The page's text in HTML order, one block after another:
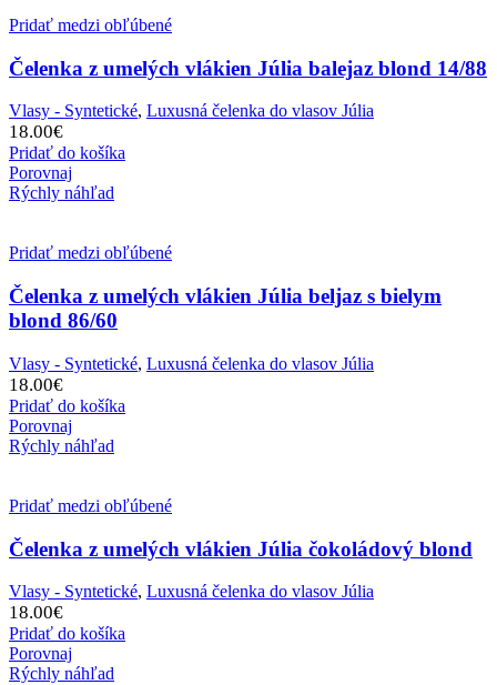
Pridať medzi obľúbené
Čelenka z umelých vlákien Júlia balejaz blond 14/88
Vlasy - Syntetické, Luxusná čelenka do vlasov Júlia
18.00€
Pridať do košíka
Porovnaj
Rýchly náhľad
Pridať medzi obľúbené
Čelenka z umelých vlákien Júlia beljaz s bielym
blond 86/60
Vlasy - Syntetické, Luxusná čelenka do vlasov Júlia
18.00€
Pridať do košíka
Porovnaj
Rýchly náhľad
Pridať medzi obľúbené
Čelenka z umelých vlákien Júlia čokoládový blond
Vlasy - Syntetické, Luxusná čelenka do vlasov Júlia
18.00€
Pridať do košíka
Porovnaj
Rýchly náhľad